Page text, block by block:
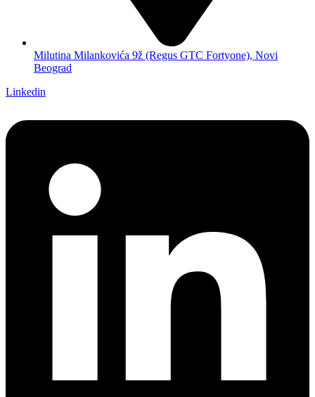
Milutina Milankovića 9ž (Regus GTC Fortyone), Novi
Beograd
Linkedin